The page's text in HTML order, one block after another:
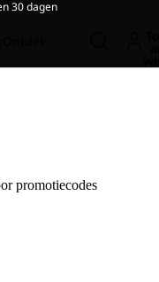
30 dagen
promotiecodes